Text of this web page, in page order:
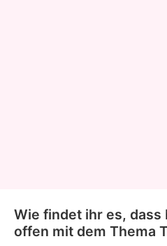
Wie findet ihr es, dass
offen mit dem Thema